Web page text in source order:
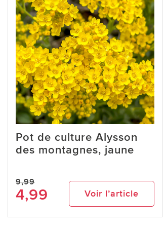
Pot de culture Alysson
des montagnes, jaune
9,99
4,99 Voir l’article